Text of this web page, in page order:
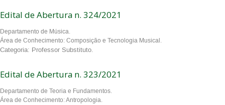
Edital de Abertura n. 324/2021
Departamento de Música.
Área de Conhecimento: Composição e Tecnologia Musical.
Categoria: Professor Substituto.
Edital de Abertura n. 323/2021
Departamento de Teoria e Fundamentos.
Área de Conhecimento: Antropologia.